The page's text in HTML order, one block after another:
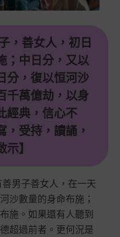
，善女人，初日
；中日分，又以
分，復以恒河沙
千萬億劫，以身
經典，信心不
，受持，讀誦，
】
男子善女人，在一天
沙數量的身命布施；
施。如果還有人聽到
超過前者。更何況是